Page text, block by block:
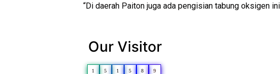
“Di daerah Paiton juga ada pengisian tabung oksigen
Our Visitor
1 5 1 5 8 9